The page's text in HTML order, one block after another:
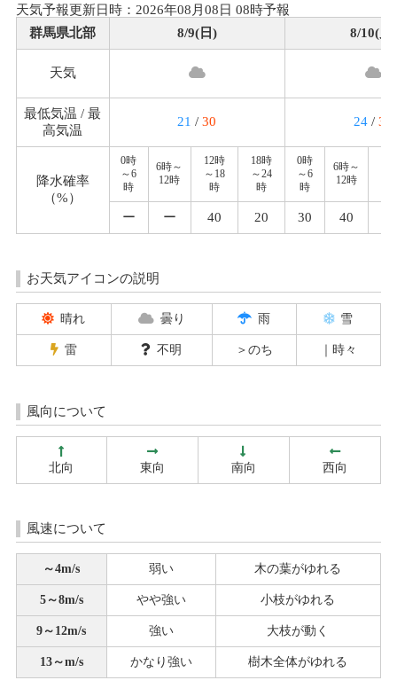
天気予報更新日時：2026年08月08日 08時予報
群馬県北部
8/9(日) 8/10(月)
天気
最低気温 / 最
高気温
21 /30 24 /32
降水確率
（%）
0時
～6
時
6時～
12時
12時
～18
時
18時
～24
時
0時
～6
時
6時～
12時
ー ー 40 20 30 40
お天気アイコンの説明
晴れ 曇り 雨 雪
雷 不明 ＞のち ｜時々
風向について
北向 東向 南向 西向
風速について
～4m/s 弱い 木の葉がゆれる
5～8m/s やや強い 小枝がゆれる
9～12m/s 強い 大枝が動く
13～m/s かなり強い 樹木全体がゆれる